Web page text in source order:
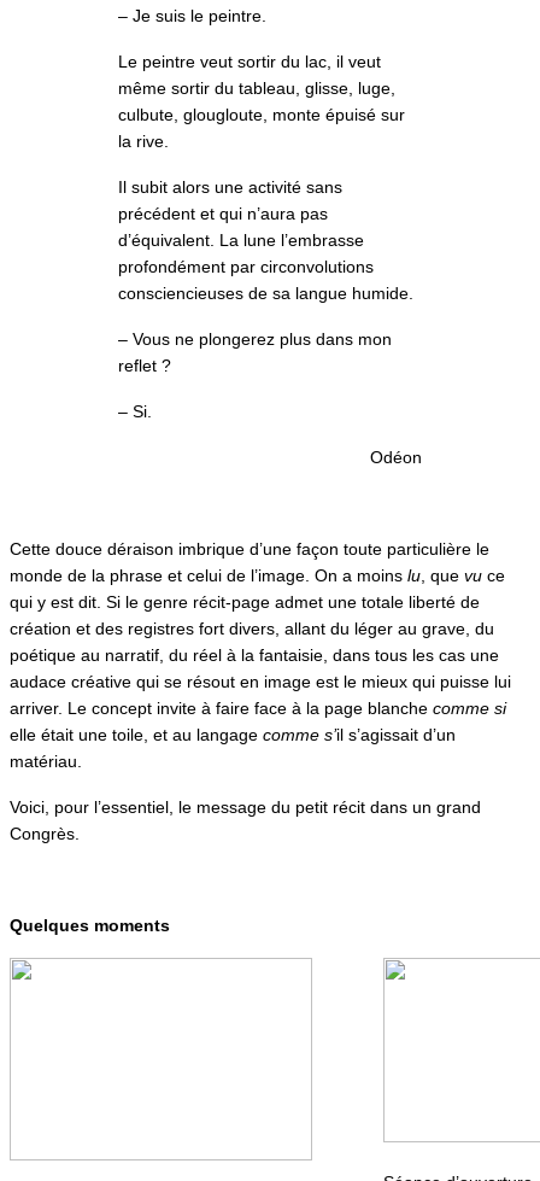
– Je suis le peintre.
Le peintre veut sortir du lac, il veut
même sortir du tableau, glisse, luge,
culbute, glougloute, monte épuisé sur
la rive.
Il subit alors une activité sans
précédent et qui n’aura pas
d’équivalent. La lune l’embrasse
profondément par circonvolutions
consciencieuses de sa langue humide.
– Vous ne plongerez plus dans mon
reflet ?
– Si.
Odéon
Cette douce déraison imbrique d’une façon toute particulière le
monde de la phrase et celui de l’image. On a moins lu , que vu ce
qui y est dit. Si le genre récit-page admet une totale liberté de
création et des registres fort divers, allant du léger au grave, du
poétique au narratif, du réel à la fantaisie, dans tous les cas une
audace créative qui se résout en image est le mieux qui puisse lui
arriver. Le concept invite à faire face à la page blanche comme si
elle était une toile, et au langage comme s’il s’agissait d’un
matériau.
Voici, pour l’essentiel, le message du petit récit dans un grand
Congrès.
Quelques moments